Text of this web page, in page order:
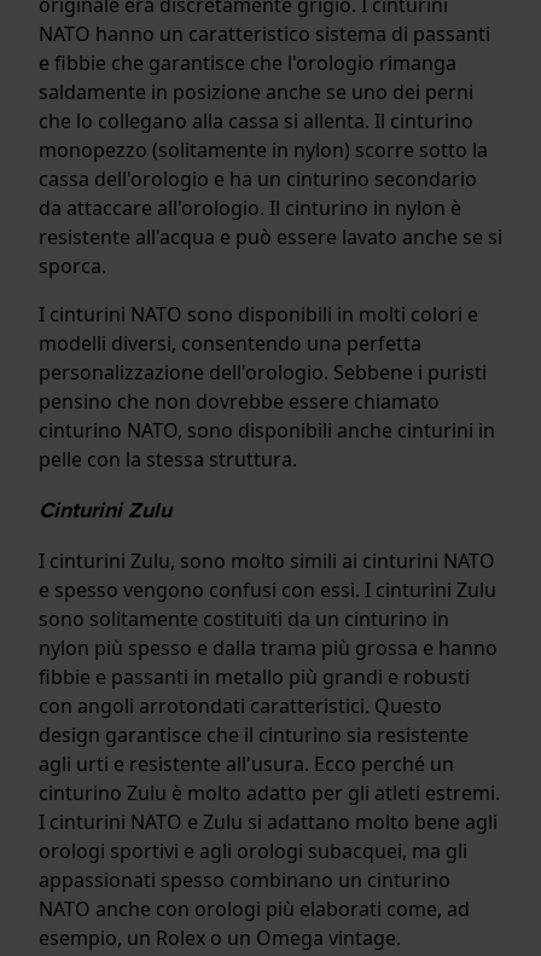
NATO hanno un caratteristico sistema di passanti
e fibbie che garantisce che l'orologio rimanga
saldamente in posizione anche se uno dei perni
che lo collegano alla cassa si allenta. Il cinturino
monopezzo (solitamente in nylon) scorre sotto la
cassa dell'orologio e ha un cinturino secondario
da attaccare all'orologio. Il cinturino in nylon è
resistente all'acqua e può essere lavato anche se si
sporca.
I cinturini NATO sono disponibili in molti colori e
modelli diversi, consentendo una perfetta
personalizzazione dell'orologio. Sebbene i puristi
pensino che non dovrebbe essere chiamato
cinturino NATO, sono disponibili anche cinturini in
pelle con la stessa struttura.
Cinturini Zulu
I cinturini Zulu, sono molto simili ai cinturini NATO
e spesso vengono confusi con essi. I cinturini Zulu
sono solitamente costituiti da un cinturino in
nylon più spesso e dalla trama più grossa e hanno
fibbie e passanti in metallo più grandi e robusti
con angoli arrotondati caratteristici. Questo
design garantisce che il cinturino sia resistente
agli urti e resistente all'usura. Ecco perché un
cinturino Zulu è molto adatto per gli atleti estremi.
I cinturini NATO e Zulu si adattano molto bene agli
orologi sportivi e agli orologi subacquei, ma gli
appassionati spesso combinano un cinturino
NATO anche con orologi più elaborati come, ad
esempio, un Rolex o un Omega vintage.